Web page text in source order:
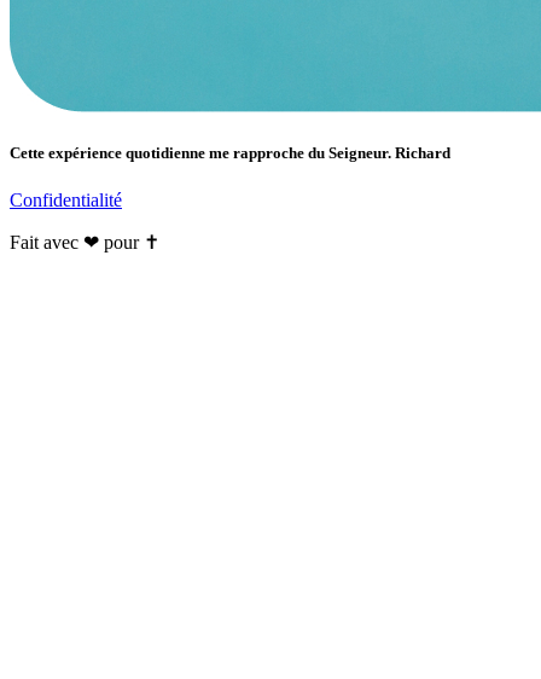
Cette expérience quotidienne me rapproche du Seigneur. Richard
Confidentialité
Fait avec ❤ pour ✝️️